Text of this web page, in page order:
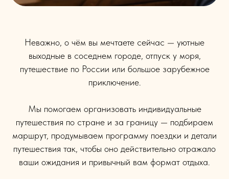
Неважно, о чём вы мечтаете сейчас — уютные
выходные в соседнем городе, отпуск у моря,
путешествие по России или большое зарубежное
приключение.
Мы помогаем организовать индивидуальные
путешествия по стране и за границу — подбираем
маршрут, продумываем программу поездки и детали
путешествия так, чтобы оно действительно отражало
ваши ожидания и привычный вам формат отдыха.